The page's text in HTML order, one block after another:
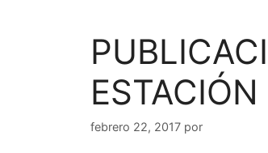
febrero 22, 2017 por